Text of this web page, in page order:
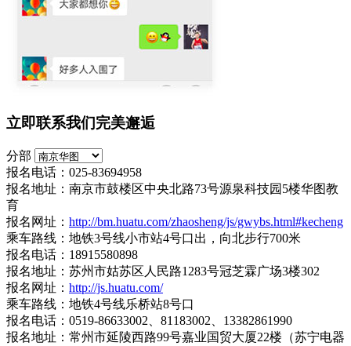
立即联系我们完美邂逅
分部
报名电话：025-83694958
报名地址：南京市鼓楼区中央北路73号源泉科技园5楼华图教
育
报名网址： http://bm.huatu.com/zhaosheng/js/gwybs.html#kecheng
乘车路线：地铁3号线小市站4号口出，向北步行700米
报名电话：18915580898
报名地址：苏州市姑苏区人民路1283号冠芝霖广场3楼302
报名网址： http://js.huatu.com/
乘车路线：地铁4号线乐桥站8号口
报名电话：0519-86633002、81183002、13382861990
报名地址：常州市延陵西路99号嘉业国贸大厦22楼（苏宁电器